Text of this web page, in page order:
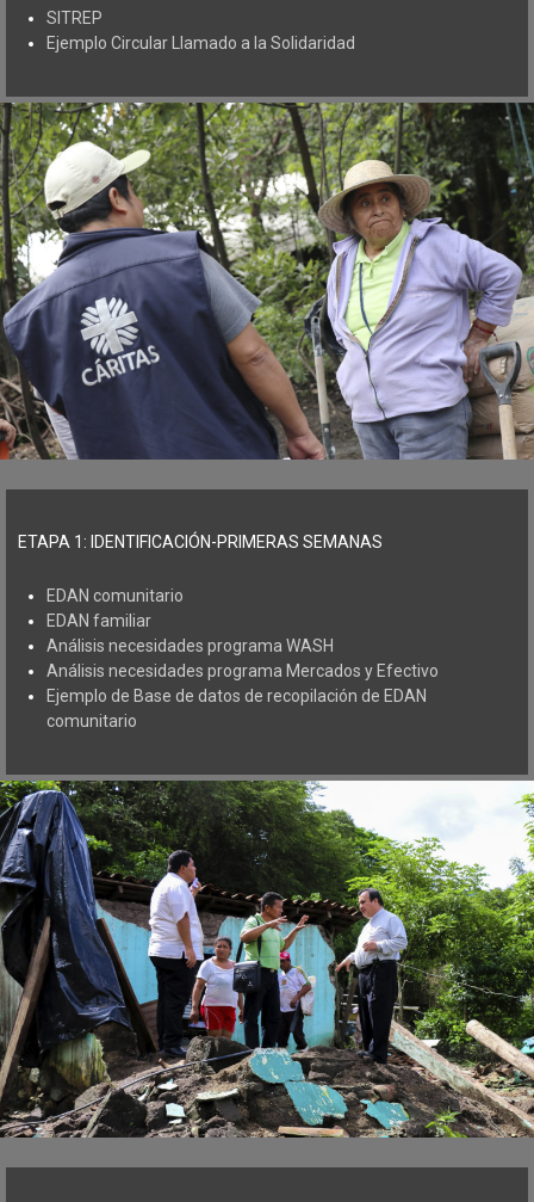
SITREP
Ejemplo Circular Llamado a la Solidaridad
ETAPA 1: IDENTIFICACIÓN-PRIMERAS SEMANAS
EDAN comunitario
EDAN familiar
Análisis necesidades programa WASH
Análisis necesidades programa Mercados y Efectivo
Ejemplo de Base de datos de recopilación de EDAN
comunitario